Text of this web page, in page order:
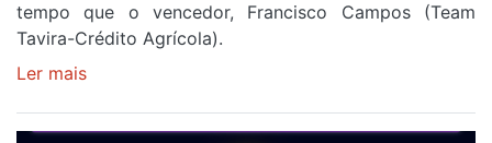
tempo que o vencedor, Francisco Campos (Team
Tavira-Crédito Agrícola).
Ler mais
Oliveira